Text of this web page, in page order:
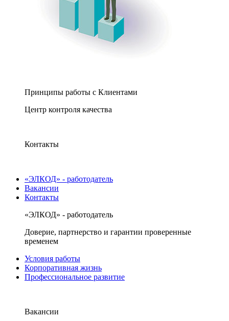
Принципы работы с Клиентами
Центр контроля качества
Контакты
«ЭЛКОД» - работодатель
Вакансии
Контакты
«ЭЛКОД» - работодатель
Доверие, партнерство и гарантии проверенные
временем
Условия работы
Корпоративная жизнь
Профессиональное развитие
Вакансии